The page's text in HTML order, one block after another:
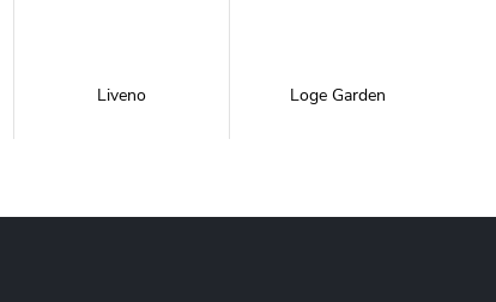
Liveno Loge Garden